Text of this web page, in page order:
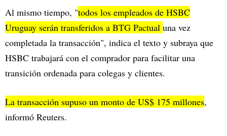
Al mismo tiempo, "todos los empleados de HSBC
Uruguay serán transferidos a BTG Pactual una vez
completada la transacción", indica el texto y subraya que
HSBC trabajará con el comprador para facilitar una
transición ordenada para colegas y clientes.
La transacción supuso un monto de US$ 175 millones,
informó Reuters.